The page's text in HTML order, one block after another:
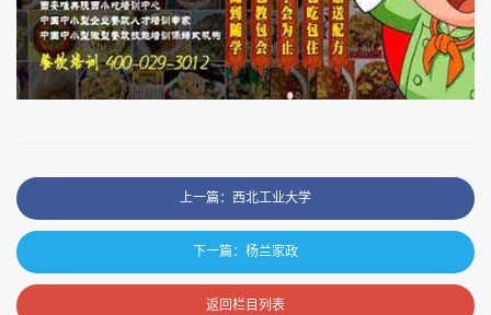
上一篇：西北工业大学
下一篇：杨兰家政
返回栏目列表